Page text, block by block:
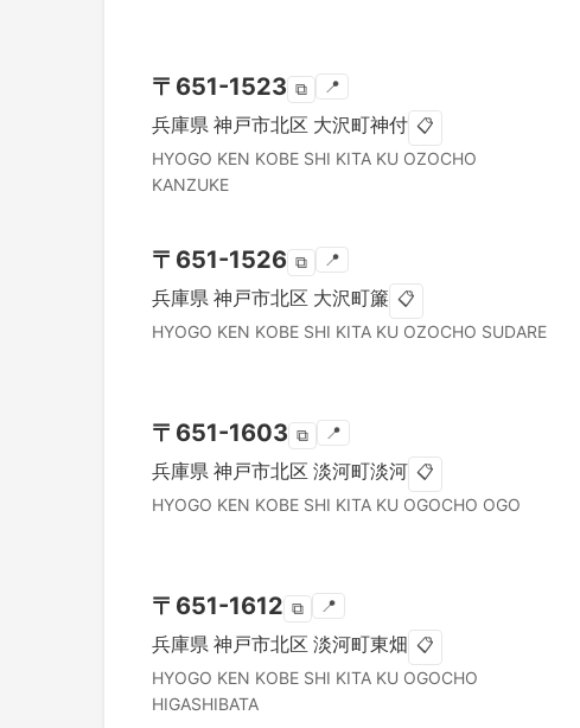
〒 651-1523 ⧉ 📍
兵庫県 神戸市北区 大沢町神付 📋
HYOGO KEN KOBE SHI KITA KU OZOCHO
KANZUKE
〒 651-1526 ⧉ 📍
兵庫県 神戸市北区 大沢町簾 📋
HYOGO KEN KOBE SHI KITA KU OZOCHO SUDARE
〒 651-1603 ⧉ 📍
兵庫県 神戸市北区 淡河町淡河 📋
HYOGO KEN KOBE SHI KITA KU OGOCHO OGO
〒 651-1612 ⧉ 📍
兵庫県 神戸市北区 淡河町東畑 📋
HYOGO KEN KOBE SHI KITA KU OGOCHO
HIGASHIBATA